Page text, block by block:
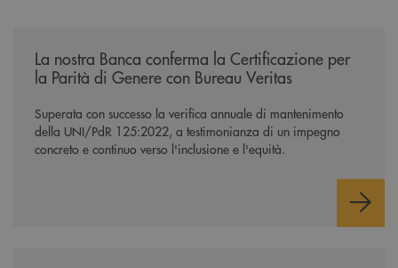
La nostra Banca conferma la Certificazione per
la Parità di Genere con Bureau Veritas
Superata con successo la verifica annuale di mantenimento
della UNI/PdR 125:2022, a testimonianza di un impegno
concreto e continuo verso l'inclusione e l'equità.